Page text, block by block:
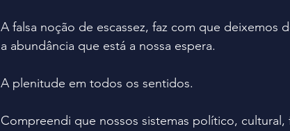
A falsa noção de escassez, faz com que deixemos
a abundância que está a nossa espera.
A plenitude em todos os sentidos.
Compreendi que nossos sistemas político, cultural,